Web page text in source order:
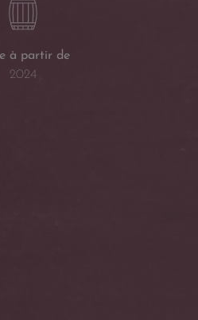
à partir de
2024